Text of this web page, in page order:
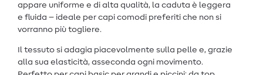
appare uniforme e di alta qualità, la caduta è leggera
e fluida – ideale per capi comodi preferiti che non si
vorranno più togliere.
Il tessuto si adagia piacevolmente sulla pelle e, grazie
alla sua elasticità, asseconda ogni movimento.